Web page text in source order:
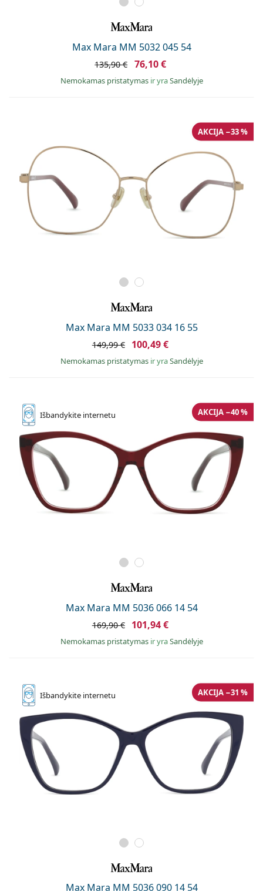
Max Mara MM 5032 045 54
135,90 € 76,10 €
Nemokamas pristatymas ir yraSandėlyje
Max Mara MM 5033 034 16 55
AKCIJA −33 %
149,99 € 100,49 €
Nemokamas pristatymas ir yraSandėlyje
Išbandykite internetu
Max Mara MM 5036 066 14 54
AKCIJA −40 %
169,90 € 101,94 €
Nemokamas pristatymas ir yraSandėlyje
Išbandykite internetu
Max Mara MM 5036 090 14 54
AKCIJA −31 %